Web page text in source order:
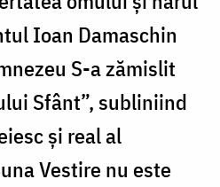
Ioan Damaschin
S-a zămislit
Sfânt”, subliniind
și real al
Vestire nu este